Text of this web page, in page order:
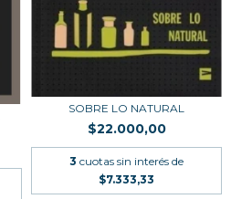
SOBRE LO NATURAL
$22.000,00
3 cuotas sin interés de
$7.333,33